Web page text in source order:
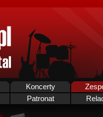
Koncerty
Patronat